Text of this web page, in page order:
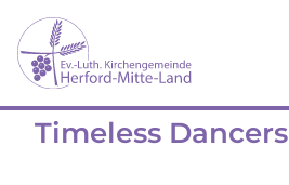
Timeless Dancers